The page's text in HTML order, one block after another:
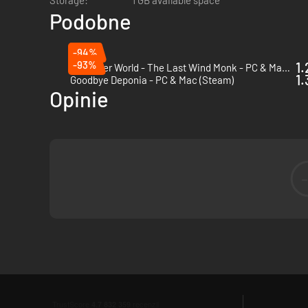
• Opcjonalne morderstwo
– otrzymasz miecz. Będzie
stanie ci na drodze – stanie się wygodnym sposobem na
• Nonsens– humor w stylu surrealistycznej, anarchicznej
poważnie. Spokojnie jednak – choć żarty bywają
Podobne
-94%
The Inner World - The Last Wind Monk - PC & Mac (Steam)
-93%
Goodbye Deponia - PC & Mac (Steam)
Opinie